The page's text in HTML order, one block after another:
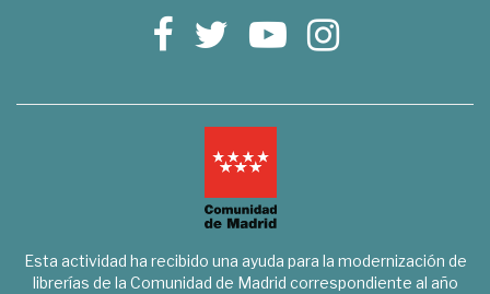
Esta actividad ha recibido una ayuda para la modernización de
librerías de la Comunidad de Madrid correspondiente al año